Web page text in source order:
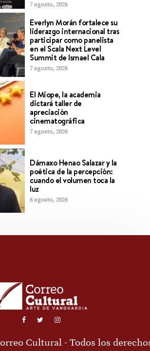
7 agosto, 2026
Everlyn Morán fortalece su
liderazgo internacional tras
participar como panelista
en el Scala Next Level
Summit de Ismael Cala
7 agosto, 2026
El Miope, la academia
dictará taller de
apreciación
cinematográfica
7 agosto, 2026
Dámaxo Henao Salazar y la
poética de la percepción:
cuando el volumen toca la
luz
6 agosto, 2026
Cultural - Todos los